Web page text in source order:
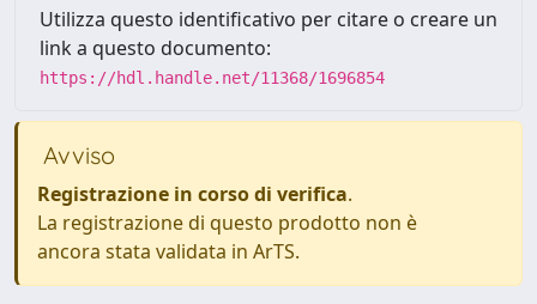
Utilizza questo identificativo per citare o creare un
link a questo documento:
https://hdl.handle.net/11368/1696854
Avviso
Registrazione in corso di verifica.
La registrazione di questo prodotto non è
ancora stata validata in ArTS.